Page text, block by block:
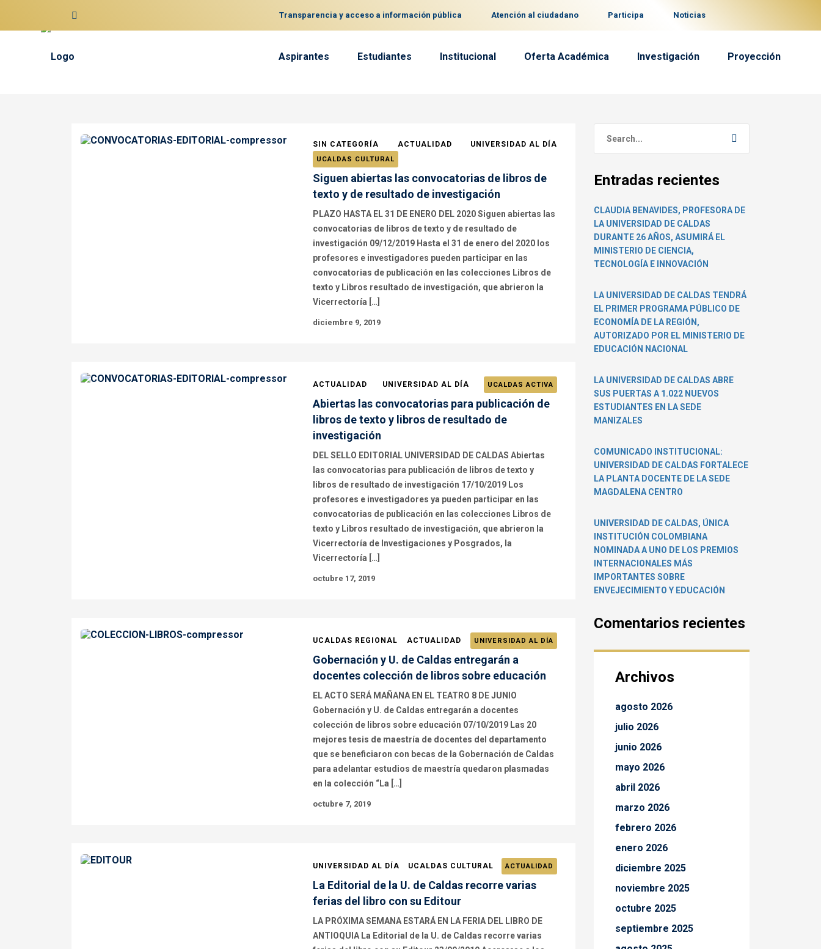
Transparencia y acceso a información pública Atención al ciudadano Participa Noticias
Aspirantes Estudiantes Institucional Oferta Académica Investigación Proyección
SIN CATEGORÍA ACTUALIDAD UNIVERSIDAD AL DÍA
UCALDAS CULTURAL
Siguen abiertas las convocatorias de libros de
texto y de resultado de investigación
PLAZO HASTA EL 31 DE ENERO DEL 2020 Siguen abiertas las
convocatorias de libros de texto y de resultado de
investigación 09/12/2019 Hasta el 31 de enero del 2020 los
profesores e investigadores pueden participar en las
convocatorias de publicación en las colecciones Libros de
texto y Libros resultado de investigación, que abrieron la
Vicerrectoría […]
diciembre 9, 2019
ACTUALIDAD UNIVERSIDAD AL DÍA UCALDAS ACTIVA
Abiertas las convocatorias para publicación de
libros de texto y libros de resultado de
investigación
DEL SELLO EDITORIAL UNIVERSIDAD DE CALDAS Abiertas
las convocatorias para publicación de libros de texto y
libros de resultado de investigación 17/10/2019 Los
profesores e investigadores ya pueden participar en las
convocatorias de publicación en las colecciones Libros de
texto y Libros resultado de investigación, que abrieron la
Vicerrectoría de Investigaciones y Posgrados, la
Vicerrectoría […]
octubre 17, 2019
UCALDAS REGIONAL ACTUALIDAD UNIVERSIDAD AL DÍA
Gobernación y U. de Caldas entregarán a
docentes colección de libros sobre educación
EL ACTO SERÁ MAÑANA EN EL TEATRO 8 DE JUNIO
Gobernación y U. de Caldas entregarán a docentes
colección de libros sobre educación 07/10/2019 Las 20
mejores tesis de maestría de docentes del departamento
que se beneficiaron con becas de la Gobernación de Caldas
para adelantar estudios de maestría quedaron plasmadas
en la colección “La […]
octubre 7, 2019
UNIVERSIDAD AL DÍA UCALDAS CULTURAL ACTUALIDAD
La Editorial de la U. de Caldas recorre varias
ferias del libro con su Editour
LA PRÓXIMA SEMANA ESTARÁ EN LA FERIA DEL LIBRO DE
ANTIOQUIA La Editorial de la U. de Caldas recorre varias
Entradas recientes
CLAUDIA BENAVIDES, PROFESORA DE
LA UNIVERSIDAD DE CALDAS
DURANTE 26 AÑOS, ASUMIRÁ EL
MINISTERIO DE CIENCIA,
TECNOLOGÍA E INNOVACIÓN
LA UNIVERSIDAD DE CALDAS TENDRÁ
EL PRIMER PROGRAMA PÚBLICO DE
ECONOMÍA DE LA REGIÓN,
AUTORIZADO POR EL MINISTERIO DE
EDUCACIÓN NACIONAL
LA UNIVERSIDAD DE CALDAS ABRE
SUS PUERTAS A 1.022 NUEVOS
ESTUDIANTES EN LA SEDE
MANIZALES
COMUNICADO INSTITUCIONAL:
UNIVERSIDAD DE CALDAS FORTALECE
LA PLANTA DOCENTE DE LA SEDE
MAGDALENA CENTRO
UNIVERSIDAD DE CALDAS, ÚNICA
INSTITUCIÓN COLOMBIANA
NOMINADA A UNO DE LOS PREMIOS
INTERNACIONALES MÁS
IMPORTANTES SOBRE
ENVEJECIMIENTO Y EDUCACIÓN
Comentarios recientes
Archivos
agosto 2026
julio 2026
junio 2026
mayo 2026
abril 2026
marzo 2026
febrero 2026
enero 2026
diciembre 2025
noviembre 2025
octubre 2025
septiembre 2025